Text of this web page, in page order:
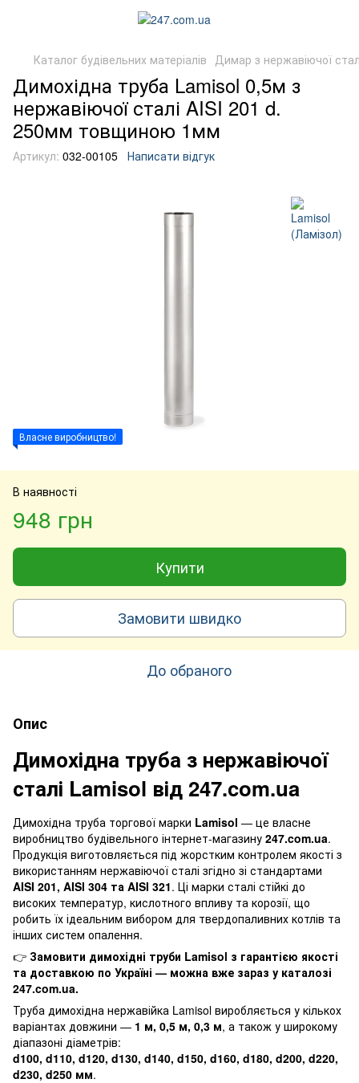
Каталог будівельних матеріалів Димар з нержавіючої
Димохідна труба Lamisol 0,5м з
нержавіючої сталі AISI 201 d.
250мм товщиною 1мм
Артикул: 032-00105 Написати відгук
Власне виробництво!
В наявності
948 грн
Купити
Замовити швидко
До обраного
Опис
Димохідна труба з нержавіючої
сталі Lamisol від 247.com.ua
Димохідна труба торгової марки Lamisol — це власне
виробництво будівельного інтернет-магазину 247.com.ua.
Продукція виготовляється під жорстким контролем якості з
використанням нержавіючої сталі згідно зі стандартами
AISI 201, AISI 304 та AISI 321. Ці марки сталі стійкі до
високих температур, кислотного впливу та корозії, що
робить їх ідеальним вибором для твердопаливних котлів та
інших систем опалення.
👉 Замовити димохідні труби Lamisol з гарантією якості
та доставкою по Україні — можна вже зараз у каталозі
247.com.ua.
Труба димохідна нержавійка Lamisol виробляється у кількох
варіантах довжини — 1 м, 0,5 м, 0,3 м, а також у широкому
діапазоні діаметрів:
d100, d110, d120, d130, d140, d150, d160, d180, d200, d220,
d230, d250 мм.